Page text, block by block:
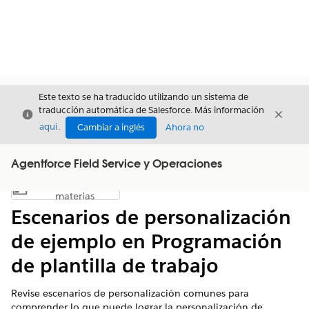
Cerrar
Este texto se ha traducido utilizando un sistema de
traducción automática de Salesforce. Más información
aquí. Cambiar a inglés Ahora no
Cerrar
Agentforce Field Service y Operaciones
Mostrar índice de materias
materias
Escenarios de personalización
de ejemplo en Programación
de plantilla de trabajo
Revise escenarios de personalización comunes para